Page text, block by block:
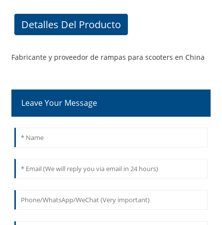
Detalles Del Producto
Fabricante y proveedor de rampas para scooters en China
Leave Your Message